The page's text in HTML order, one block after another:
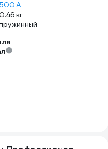
500 А
0.46 кг
пружинный